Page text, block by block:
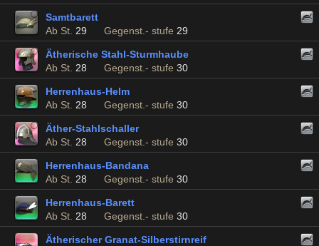
Samtbarett
Ab St. 29 Gegenst.- stufe 29
Ätherische Stahl-Sturmhaube
Ab St. 28 Gegenst.- stufe 30
Herrenhaus-Helm
Ab St. 28 Gegenst.- stufe 30
Äther-Stahlschaller
Ab St. 28 Gegenst.- stufe 30
Herrenhaus-Bandana
Ab St. 28 Gegenst.- stufe 30
Herrenhaus-Barett
Ab St. 28 Gegenst.- stufe 30
Ätherischer Granat-Silberstirnreif